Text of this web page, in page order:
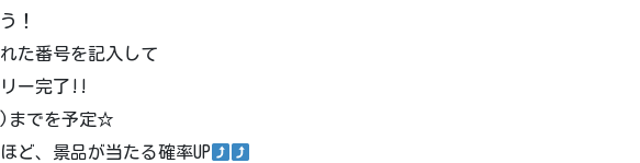
！
た番号を記入して
ー完了!!
までを予定☆
、景品が当たる確率UP